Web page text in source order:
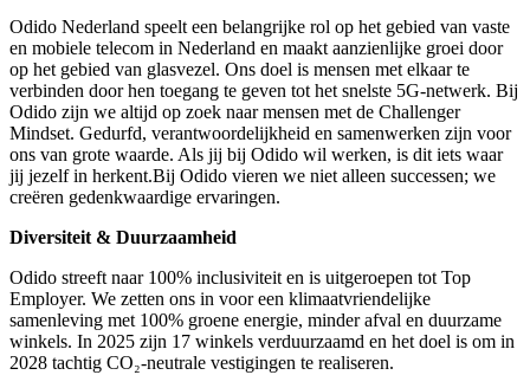
Odido Nederland speelt een belangrijke rol op het gebied van vaste
en mobiele telecom in Nederland en maakt aanzienlijke groei door
op het gebied van glasvezel. Ons doel is mensen met elkaar te
verbinden door hen toegang te geven tot het snelste 5G-netwerk. Bij
Odido zijn we altijd op zoek naar mensen met de Challenger
Mindset. Gedurfd, verantwoordelijkheid en samenwerken zijn voor
ons van grote waarde. Als jij bij Odido wil werken, is dit iets waar
jij jezelf in herkent.Bij Odido vieren we niet alleen successen; we
creëren gedenkwaardige ervaringen.
Diversiteit & Duurzaamheid
Odido streeft naar 100% inclusiviteit en is uitgeroepen tot Top
Employer. We zetten ons in voor een klimaatvriendelijke
samenleving met 100% groene energie, minder afval en duurzame
winkels. In 2025 zijn 17 winkels verduurzaamd en het doel is om in
2028 tachtig CO₂-neutrale vestigingen te realiseren.